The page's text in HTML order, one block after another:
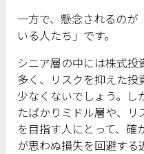
一方で、懸念されるのが
いる人たち」です。
シニア層の中には株式
多く、リスクを抑えた投
少なくないでしょう。し
たばかりミドル層や、
を目指す人にとって、確
が思わぬ損失を回避する